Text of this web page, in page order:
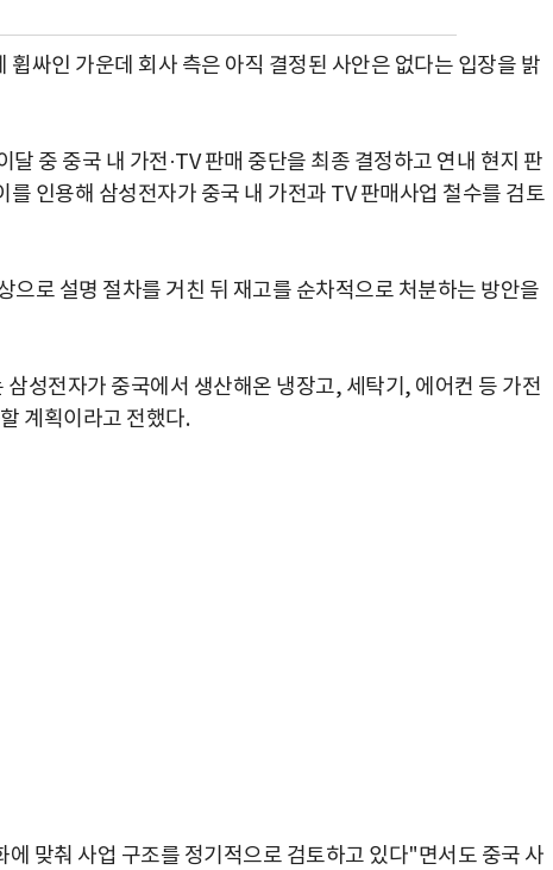
싸인 가운데 회사 측은 아직 결정된 사안은 없다는 입장을 밝
중 중국 내 가전·TV 판매 중단을 최종 결정하고 연내 현지 판
인용해 삼성전자가 중국 내 가전과 TV 판매사업 철수를 검토
로 설명 절차를 거친 뒤 재고를 순차적으로 처분하는 방안을
성전자가 중국에서 생산해온 냉장고, 세탁기, 에어컨 등 가전
계획이라고 전했다.
맞춰 사업 구조를 정기적으로 검토하고 있다"면서도 중국 사